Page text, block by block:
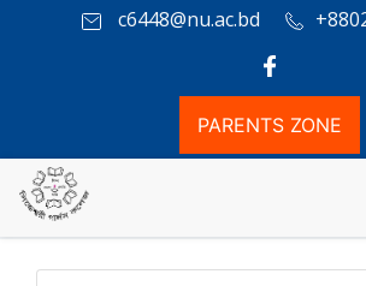
c6448@nu.ac.bd
PARENTS ZONE
Notice